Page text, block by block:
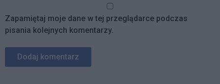
Zapamiętaj moje dane w tej przeglądarce podczas
pisania kolejnych komentarzy.